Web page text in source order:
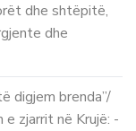
dhe shtëpitë,
dhe
digjem brenda”/
zjarrit në Krujë: -